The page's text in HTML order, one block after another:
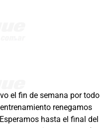
el fin de semana por todo
renegamos
hasta el final del